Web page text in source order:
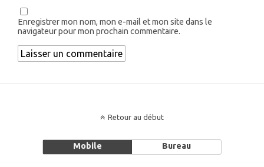
Enregistrer mon nom, mon e-mail et mon site dans le
navigateur pour mon prochain commentaire.
Retour au début
Mobile Bureau